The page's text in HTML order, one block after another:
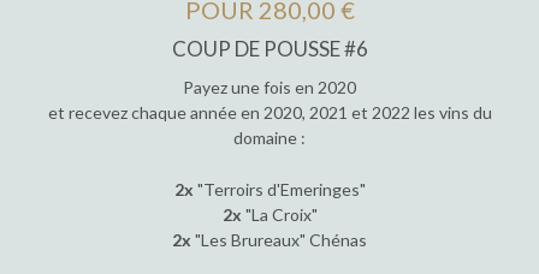
POUR 280,00 €
COUP DE POUSSE #6
Payez une fois en 2020
et recevez chaque année en 2020, 2021 et 2022 les vins du
domaine :
2x "Terroirs d'Emeringes"
2x "La Croix"
2x "Les Brureaux" Chénas